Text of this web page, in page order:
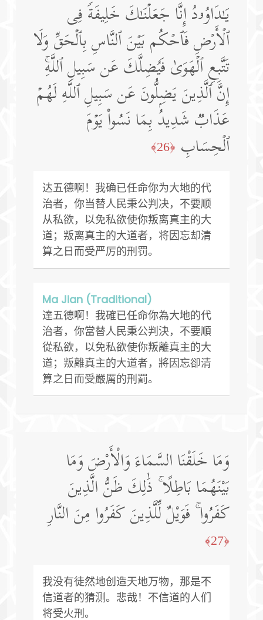
یَـٰدَاوُۥدُ إِنَّا جَعَلۡنَـٰكَ خَلِیفَةࣰ فِی
ٱلۡأَرۡضِ فَٱحۡكُم بَیۡنَ ٱلنَّاسِ بِٱلۡحَقِّ وَلَا
تَتَّبِعِ ٱلۡهَوَىٰ فَیُضِلَّكَ عَن سَبِیلِ ٱللَّهِۚ
إِنَّ ٱلَّذِینَ یَضِلُّونَ عَن سَبِیلِ ٱللَّهِ لَهُمۡ
عَذَابࣱ شَدِیدُۢ بِمَا نَسُوا۟ یَوۡمَ
ٱلۡحِسَابِ ﴿26﴾
达五德啊！我确已任命你为大地的代
治者，你当替人民秉公判决，不要顺
从私欲，以免私欲使你叛离真主的大
道；叛离真主的大道者，将因忘却清
算之日而受严厉的刑罚。
Ma Jian (Traditional)
達五德啊！我確已任命你為大地的代
治者，你當替人民秉公判決，不要順
從私欲，以免私欲使你叛離真主的大
道；叛離真主的大道者，將因忘卻清
算之日而受嚴厲的刑罰。
وَمَا خَلَقْنَا السَّمَاءَ وَالْأَرْضَ وَمَا
بَيْنَهُمَا بَاطِلًا ۚ ذَٰلِكَ ظَنُّ الَّذِينَ
كَفَرُوا ۚ فَوَيْلٌ لِّلَّذِينَ كَفَرُوا مِنَ النَّارِ
﴿27﴾
我没有徒然地创造天地万物，那是不
信道者的猜测。悲哉！不信道的人们
将受火刑。